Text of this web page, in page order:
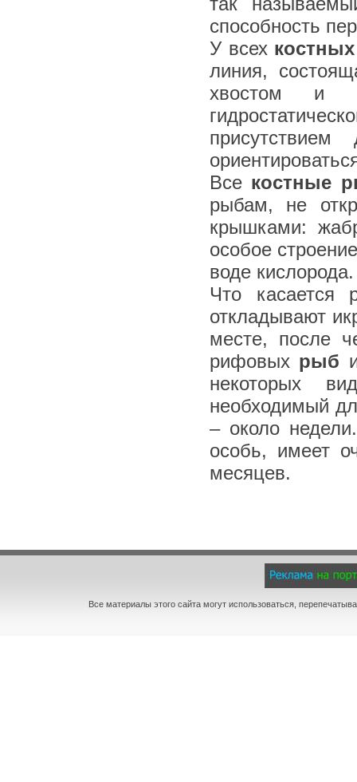
способность
У всех
линия,
хвостом и
Все костные
рыбам, не
крышками:
особое
воде кислорода.
Что касается
откладывают
месте, после
рифовых рыб
некоторых
необходимый
– около
особь, имеет
месяцев.
Все материалы этого сайта могут использоваться,